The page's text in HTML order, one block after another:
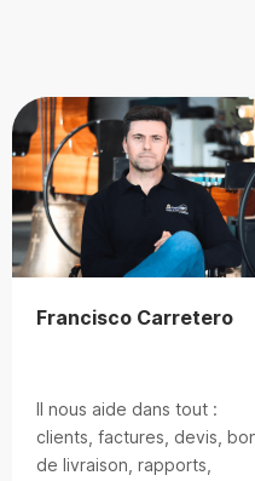
Francisco Carretero
Il nous aide dans tout :
clients, factures, devis,
de livraison, rapports,